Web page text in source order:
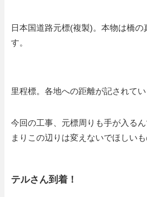
日本国道路元標(複製)。本物は橋の
す。
里程標。各地への距離が記されてい
今回の工事、元標周りも手が入る
まりこの辺りは変えないでほしいも
テルさん到着！